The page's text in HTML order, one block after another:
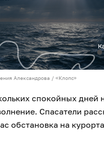
Александрова / «Клопс»
спокойных дней
Спасатели
обстановка на